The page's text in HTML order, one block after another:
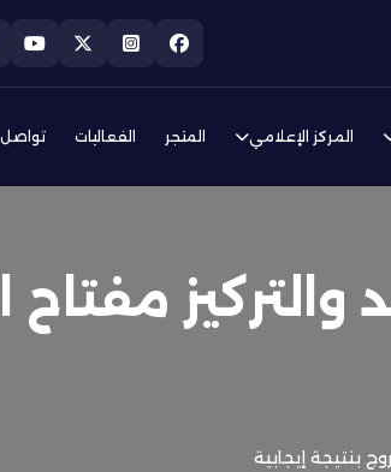
المركز الإعلامي المتجر الفعاليات
والتركيز مفتاح
بنتيجة إيجابية